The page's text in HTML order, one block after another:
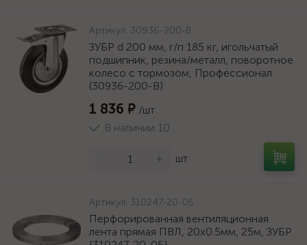
Артикул: 30936-200-B
ЗУБР d 200 мм, г/п 185 кг, игольчатый
подшипник, резина/металл, поворотное
колесо c тормозом, Профессионал
(30936-200-B)
1 836 ₽ /шт
В наличии 10
+ шт
Артикул: 310247-20-05
Перфорированная вентиляционная
лента прямая ПВЛ, 20х0.5мм, 25м, ЗУБР